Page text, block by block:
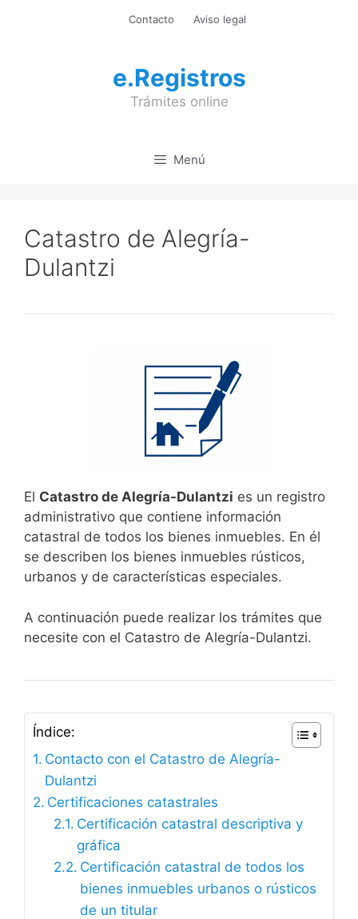
Contacto Aviso legal
e.Registros
Trámites online
Menú
Catastro de Alegría-
Dulantzi
El Catastro de Alegría-Dulantzi es un registro
administrativo que contiene información
catastral de todos los bienes inmuebles. En él
se describen los bienes inmuebles rústicos,
urbanos y de características especiales.
A continuación puede realizar los trámites que
necesite con el Catastro de Alegría-Dulantzi.
Índice:
Contacto con el Catastro de Alegría-
Dulantzi
Certificaciones catastrales
Certificación catastral descriptiva y
gráfica
Certificación catastral de todos los
bienes inmuebles urbanos o rústicos
de un titular